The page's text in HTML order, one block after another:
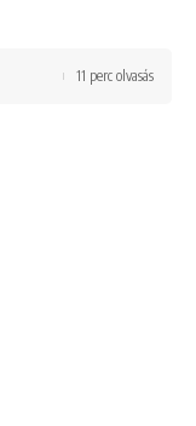
11 perc olvasás